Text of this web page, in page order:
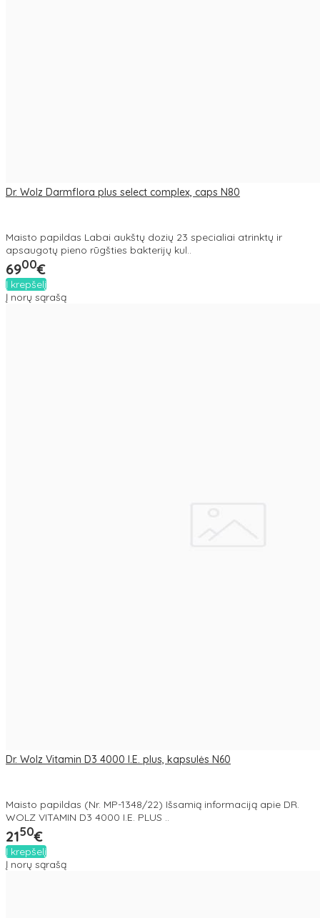
Dr. Wolz Darmflora plus select complex, caps N80
Maisto papildas Labai aukštų dozių 23 specialiai atrinktų ir
apsaugotų pieno rūgšties bakterijų kul..
6900€
Į krepšelį
Į norų sąrašą
Dr. Wolz Vitamin D3 4000 I.E. plus, kapsulės N60
Maisto papildas (Nr. MP-1348/22) Išsamią informaciją apie DR.
WOLZ VITAMIN D3 4000 I.E. PLUS ..
2150€
Į krepšelį
Į norų sąrašą